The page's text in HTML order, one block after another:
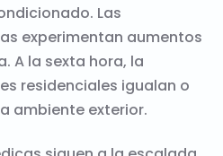
Las
experimentan aumentos
A la sexta hora, la
residenciales igualan o
ambiente exterior.